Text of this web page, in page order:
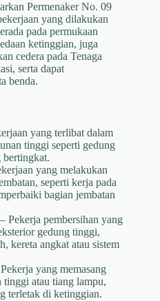
Permenaker No. 09
yang dilakukan
pada permukaan
ketinggian, juga
cedera pada Tenaga
serta dapat
benda.
yang terlibat dalam
tinggi seperti gedung
bertingkat.
yang melakukan
seperti kerja pada
bagian jembatan
Pekerja pembersihan yang
gedung tinggi,
kereta angkat atau sistem
yang memasang
tinggi atau tiang lampu,
terletak di ketinggian.